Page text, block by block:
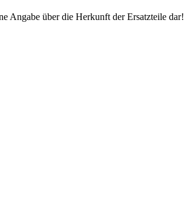
Angabe über die Herkunft der Ersatzteile dar!